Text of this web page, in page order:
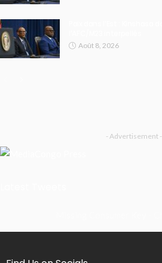
Août 8, 2026
- Advertisement -